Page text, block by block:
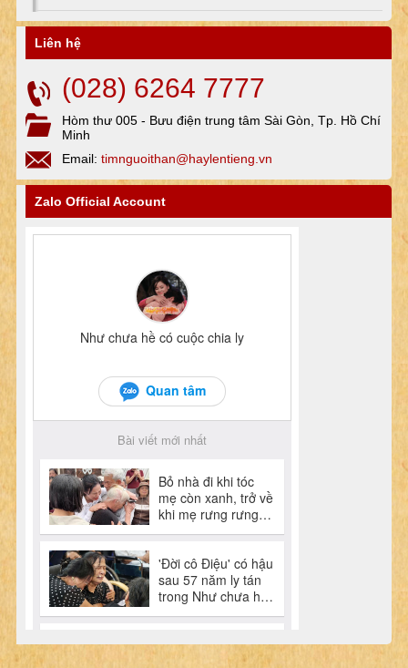
Liên hệ
(028) 6264 7777
Hòm thư 005 - Bưu điện trung tâm Sài Gòn, Tp. Hồ Chí
Minh
Email: timnguoithan@haylentieng.vn
Zalo Official Account